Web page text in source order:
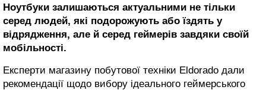
Ноутбуки залишаються актуальними не тільки
серед людей, які подорожують або їздять у
відрядження, але й серед геймерів завдяки своїй
мобільності.
Експерти магазину побутової техніки Eldorado дали
рекомендації щодо вибору ідеального геймерського